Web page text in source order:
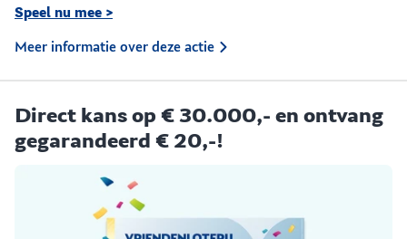
Speel nu mee >
Meer informatie over deze actie
Direct kans op € 30.000,- en ontvang
gegarandeerd € 20,-!